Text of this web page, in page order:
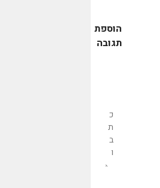
הוספת
תגובה